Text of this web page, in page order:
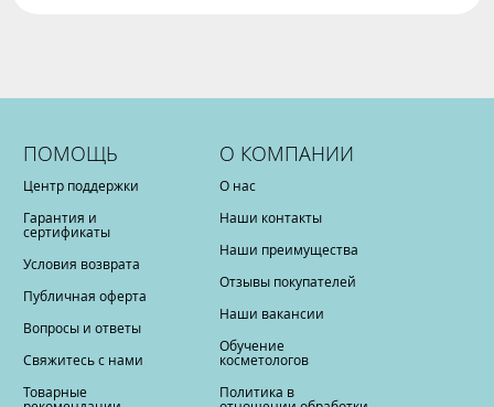
ПОМОЩЬ
Центр поддержки
Гарантия и
сертификаты
Условия возврата
Публичная оферта
Вопросы и ответы
Свяжитесь с нами
Товарные
О КОМПАНИИ
О нас
Наши контакты
Наши преимущества
Отзывы покупателей
Наши вакансии
Обучение
косметологов
Политика в